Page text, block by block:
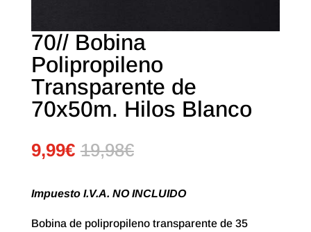
70// Bobina
Polipropileno
Transparente de
70x50m. Hilos Blanco
9,99€ 19,98€
Impuesto I.V.A. NO INCLUIDO
Bobina de polipropileno transparente de 35